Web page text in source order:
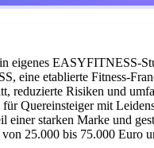
eigenes EASYFITNESS-
eine etablierte Fitness-
reduzierte Risiken und
für Quereinsteiger mit
einer starken Marke und
25.000 bis 75.000 Euro